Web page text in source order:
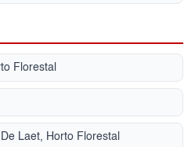
Florestal
Laet, Horto Florestal